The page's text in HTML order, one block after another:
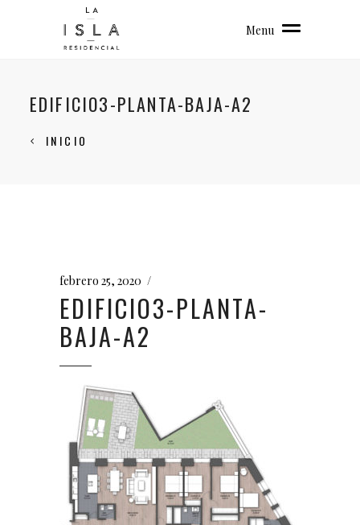
Menu
EDIFICIO3-PLANTA-BAJA-A2
INICIO
febrero 25, 2020
EDIFICIO3-PLANTA-
BAJA-A2